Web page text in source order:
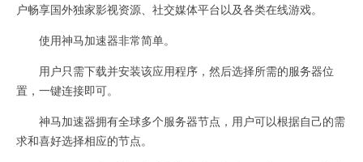
户畅享国外独家影视资源、社交媒体平台以及各类在线游戏。
使用神马加速器非常简单。
用户只需下载并安装该应用程序，然后选择所需的服务器位
置，一键连接即可。
神马加速器拥有全球多个服务器节点，用户可以根据自己的需
求和喜好选择相应的节点。